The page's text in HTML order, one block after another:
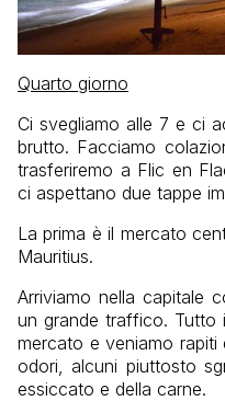
Quarto giorno
Ci svegliamo alle 7 e ci
brutto. Facciamo
trasferiremo a Flic en
ci aspettano due tappe
La prima è il mercato
Mauritius.
Arriviamo nella capitale
un grande traffico. Tutto
mercato e veniamo
odori, alcuni piuttosto
essiccato e della carne.